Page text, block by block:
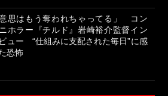
意思はもう奪われちゃってる」 コン
ホラー『チルド』岩崎裕介監督イン
ュー “仕組みに支配された毎日”に感
恐怖